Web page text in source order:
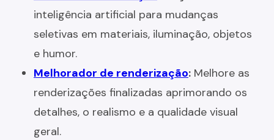
inteligência artificial para mudanças
seletivas em materiais, iluminação, objetos
e humor.
Melhorador de renderização: Melhore as
renderizações finalizadas aprimorando os
detalhes, o realismo e a qualidade visual
geral.